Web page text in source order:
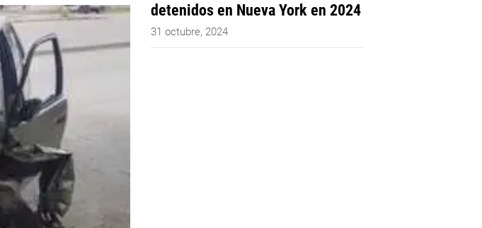
detenidos en Nueva York en 2024
31 octubre, 2024